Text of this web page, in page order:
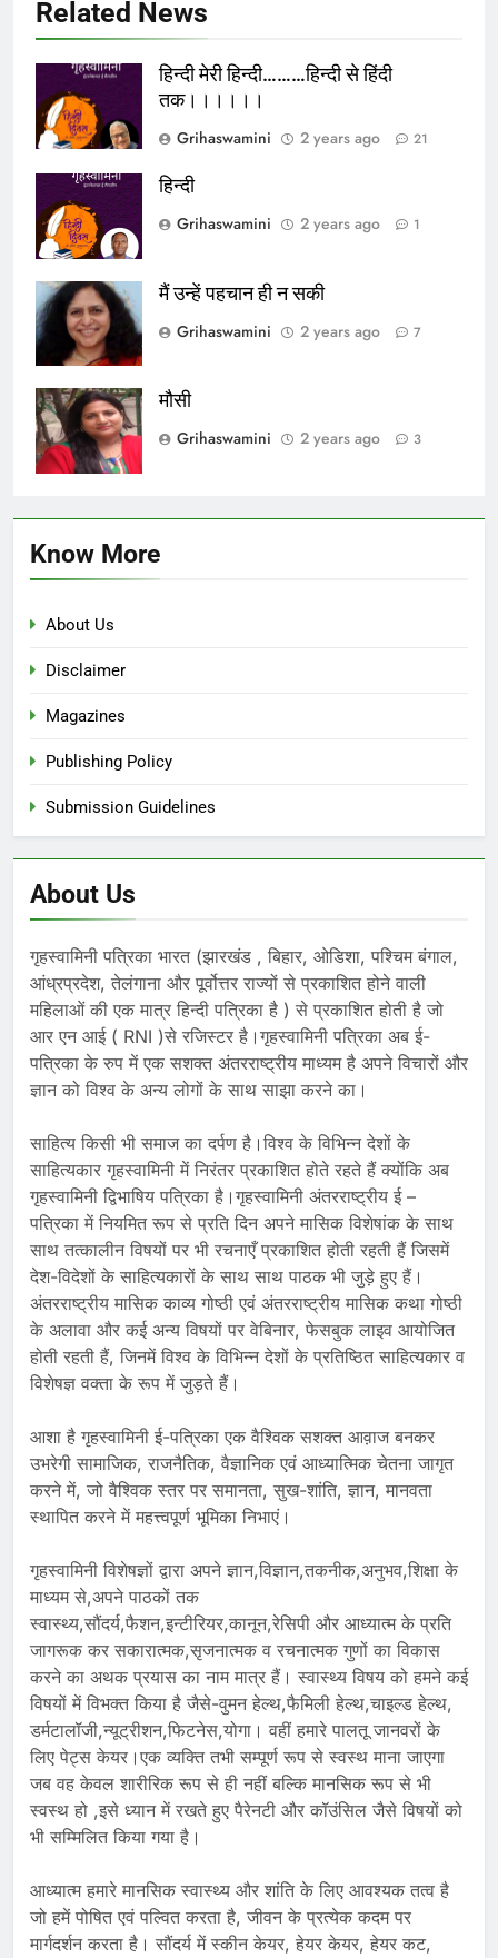
Related News
हिन्दी मेरी हिन्दी………हिन्दी से हिंदी
तक।।।।।।
Grihaswamini
2 years ago 21
हिन्दी
Grihaswamini
2 years ago 1
मैं उन्हें पहचान ही न सकी
Grihaswamini
2 years ago 7
मौसी
Grihaswamini
2 years ago 3
Know More
About Us
Disclaimer
Magazines
Publishing Policy
Submission Guidelines
About Us
गृहस्वामिनी पत्रिका भारत (झारखंड , बिहार, ओडिशा, पश्चिम बंगाल,
आंध्रप्रदेश, तेलंगाना और पूर्वोत्तर राज्यों से प्रकाशित होने वाली
महिलाओं की एक मात्र हिन्दी पत्रिका है ) से प्रकाशित होती है जो
आर एन आई ( RNI )से रजिस्टर है।गृहस्वामिनी पत्रिका अब ई-
पत्रिका के रुप में एक सशक्त अंतरराष्ट्रीय माध्यम है अपने विचारों और
ज्ञान को विश्व के अन्य लोगों के साथ साझा करने का।
साहित्य किसी भी समाज का दर्पण है।विश्व के विभिन्न देशों के
साहित्यकार गृहस्वामिनी में निरंतर प्रकाशित होते रहते हैं क्योंकि अब
गृहस्वामिनी द्विभाषिय पत्रिका है।गृहस्वामिनी अंतरराष्ट्रीय ई –
पत्रिका में नियमित रूप से प्रति दिन अपने मासिक विशेषांक के साथ
साथ तत्कालीन विषयों पर भी रचनाएँ प्रकाशित होती रहती हैं जिसमें
देश-विदेशों के साहित्यकारों के साथ साथ पाठक भी जुड़े हुए हैं।
अंतरराष्ट्रीय मासिक काव्य गोष्ठी एवं अंतरराष्ट्रीय मासिक कथा गोष्ठी
के अलावा और कई अन्य विषयों पर वेबिनार, फेसबुक लाइव आयोजित
होती रहती हैं, जिनमें विश्व के विभिन्न देशों के प्रतिष्ठित साहित्यकार व
विशेषज्ञ वक्ता के रूप में जुड़ते हैं।
आशा है गृहस्वामिनी ई-पत्रिका एक वैश्विक सशक्त आव़ाज बनकर
उभरेगी सामाजिक, राजनैतिक, वैज्ञानिक एवं आध्यात्मिक चेतना जागृत
करने में, जो वैश्विक स्तर पर समानता, सुख-शांति, ज्ञान, मानवता
स्थापित करने में महत्त्वपूर्ण भूमिका निभाएं।
गृहस्वामिनी विशेषज्ञों द्वारा अपने ज्ञान,विज्ञान,तकनीक,अनुभव,शिक्षा के
माध्यम से,अपने पाठकों तक
स्वास्थ्य,सौंदर्य,फैशन,इन्टीरियर,कानून,रेसिपी और आध्यात्म के प्रति
जागरूक कर सकारात्मक,सृजनात्मक व रचनात्मक गुणों का विकास
करने का अथक प्रयास का नाम मात्र हैं। स्वास्थ्य विषय को हमने कई
विषयों में विभक्त किया है जैसे-वुमन हेल्थ,फैमिली हेल्थ,चाइल्ड हेल्थ,
डर्मटालॉजी,न्यूट्रीशन,फिटनेस,योगा। वहीं हमारे पालतू जानवरों के
लिए पेट्स केयर।एक व्यक्ति तभी सम्पूर्ण रूप से स्वस्थ माना जाएगा
जब वह केवल शारीरिक रूप से ही नहीं बल्कि मानसिक रूप से भी
स्वस्थ हो ,इसे ध्यान में रखते हुए पैरेनटी और कॉउंसिल जैसे विषयों को
भी सम्मिलित किया गया है।
आध्यात्म हमारे मानसिक स्वास्थ्य और शांति के लिए आवश्यक तत्व है
जो हमें पोषित एवं पल्वित करता है, जीवन के प्रत्येक कदम पर
मार्गदर्शन करता है। सौंदर्य में स्कीन केयर, हेयर केयर, हेयर कट,